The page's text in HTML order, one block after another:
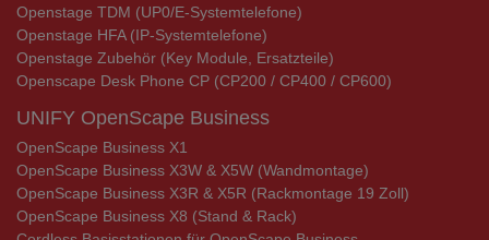
Openstage TDM (UP0/E-Systemtelefone)
Openstage HFA (IP-Systemtelefone)
Openstage Zubehör (Key Module, Ersatzteile)
Openscape Desk Phone CP (CP200 / CP400 / CP600)
UNIFY OpenScape Business
OpenScape Business X1
OpenScape Business X3W & X5W (Wandmontage)
OpenScape Business X3R & X5R (Rackmontage 19 Zoll)
OpenScape Business X8 (Stand & Rack)